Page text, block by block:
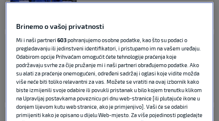
Trener Žalgirisa: ‘Osjetio sam auru
Poljuda kad je trener bio
Dambrauskas. Hajduk danas igra
nestabilno’
CONFERENCE LEAGUE 05. kol 2026 0
Emotivna utakmica za Pukštasa:
Brinemo o vašoj privatnosti
Mi i naši partneri603pohranjujemo osobne podatke, kao što su podaci o
pregledavanju ili jedinstveni identifikatori, i pristupamo im na vašem uređaju.
Odabirom opcije Prihvaćam omogućit ćete tehnologije praćenja koje
podržavaju svrhe za čije pružanje mi i naši partneri obrađujemo podatke. Ako
su alati za praćenje onemogućeni, određeni sadržaj i oglasi koje vidite možda
više neće biti toliko relevantni za vas. Možete se vratiti na ovaj izbornik kako
biste izmijenili svoje odabire ili povukli pristanak u bilo kojem trenutku klikom
na Upravljaj postavkama poveznicu pri dnu web-stranice [ili plutajuće ikone u
donjem lijevom kutu web stranice, ako je primjenjivo]. Vaši će se odabiri
primijeniti kako je opisano u dijelu Web-mjesto. Za više pojedinosti pogledajte